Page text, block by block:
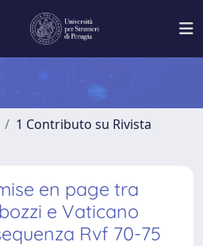
1 Contributo su Rivista
en page tra
e Vaticano
Rvf 70-75